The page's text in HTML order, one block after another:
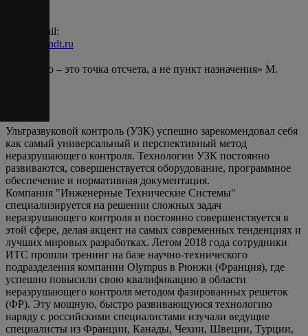
Наш e-mail:
info@ets-ndt.ru
«Качество – это точка отсчета, а не пункт назначения» М.
Ультразвуковой контроль (УЗК) успешно зарекомендовал себя
как самый универсальный и перспективный метод
неразрушающего контроля. Технологии УЗК постоянно
развиваются, совершенствуется оборудование, программное
обеспечение и нормативная документация.
Компания "Инженерные Технические Системы"
специализируется на решении сложных задач
неразрушающего контроля и постоянно совершенствуется в
этой сфере, делая акцент на самых современных тенденциях и
лучших мировых разработках. Летом 2018 года сотрудники
ИТС прошли тренинг на базе научно-технического
подразделения компании Olympus в Рюнжи (Франция), где
успешно повысили свою квалификацию в области
неразрушающего контроля методом фазированных решеток
(ФР). Эту мощную, быстро развивающуюся технологию
наряду с российскими специалистами изучали ведущие
специалисты из Франции, Канады, Чехии, Швеции, Турции,